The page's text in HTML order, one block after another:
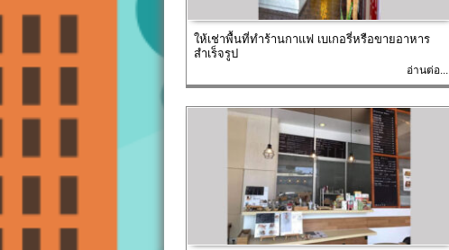
ให้เช่าพื้นที่ทำร้านกาแฟ เบเกอรี่หรือขายอาหาร
สำเร็จรูป
อ่านต่อ...